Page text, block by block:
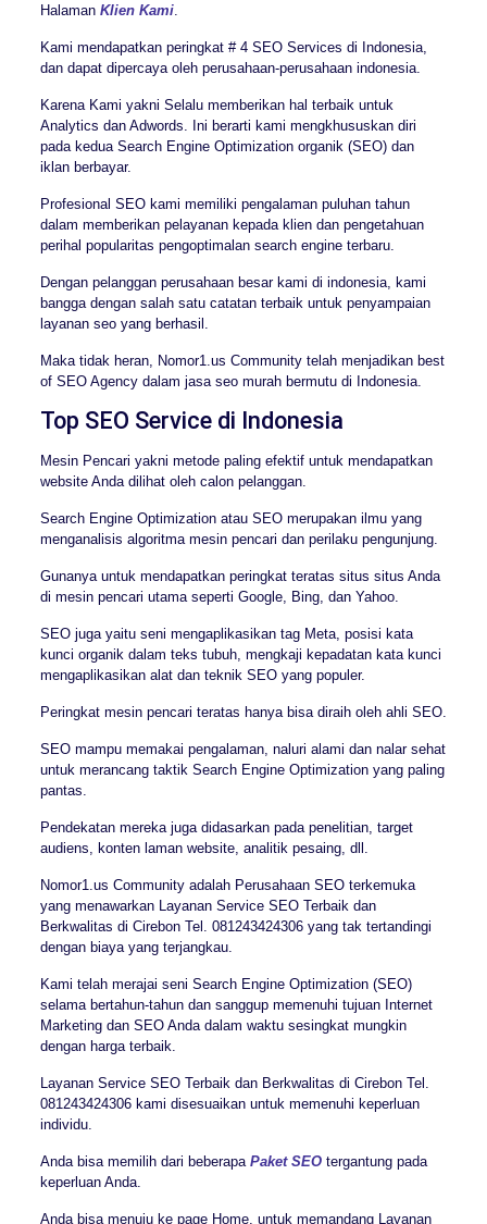
Halaman Klien Kami.
Kami mendapatkan peringkat # 4 SEO Services di Indonesia,
dan dapat dipercaya oleh perusahaan-perusahaan indonesia.
Karena Kami yakni Selalu memberikan hal terbaik untuk
Analytics dan Adwords. Ini berarti kami mengkhususkan diri
pada kedua Search Engine Optimization organik (SEO) dan
iklan berbayar.
Profesional SEO kami memiliki pengalaman puluhan tahun
dalam memberikan pelayanan kepada klien dan pengetahuan
perihal popularitas pengoptimalan search engine terbaru.
Dengan pelanggan perusahaan besar kami di indonesia, kami
bangga dengan salah satu catatan terbaik untuk penyampaian
layanan seo yang berhasil.
Maka tidak heran, Nomor1.us Community telah menjadikan best
of SEO Agency dalam jasa seo murah bermutu di Indonesia.
Top SEO Service di Indonesia
Mesin Pencari yakni metode paling efektif untuk mendapatkan
website Anda dilihat oleh calon pelanggan.
Search Engine Optimization atau SEO merupakan ilmu yang
menganalisis algoritma mesin pencari dan perilaku pengunjung.
Gunanya untuk mendapatkan peringkat teratas situs situs Anda
di mesin pencari utama seperti Google, Bing, dan Yahoo.
SEO juga yaitu seni mengaplikasikan tag Meta, posisi kata
kunci organik dalam teks tubuh, mengkaji kepadatan kata kunci
mengaplikasikan alat dan teknik SEO yang populer.
Peringkat mesin pencari teratas hanya bisa diraih oleh ahli SEO.
SEO mampu memakai pengalaman, naluri alami dan nalar sehat
untuk merancang taktik Search Engine Optimization yang paling
pantas.
Pendekatan mereka juga didasarkan pada penelitian, target
audiens, konten laman website, analitik pesaing, dll.
Nomor1.us Community adalah Perusahaan SEO terkemuka
yang menawarkan Layanan Service SEO Terbaik dan
Berkwalitas di Cirebon Tel. 081243424306 yang tak tertandingi
dengan biaya yang terjangkau.
Kami telah merajai seni Search Engine Optimization (SEO)
selama bertahun-tahun dan sanggup memenuhi tujuan Internet
Marketing dan SEO Anda dalam waktu sesingkat mungkin
dengan harga terbaik.
Layanan Service SEO Terbaik dan Berkwalitas di Cirebon Tel.
081243424306 kami disesuaikan untuk memenuhi keperluan
individu.
Anda bisa memilih dari beberapa Paket SEOtergantung pada
keperluan Anda.
Anda bisa menuju ke page Home, untuk memandang Layanan